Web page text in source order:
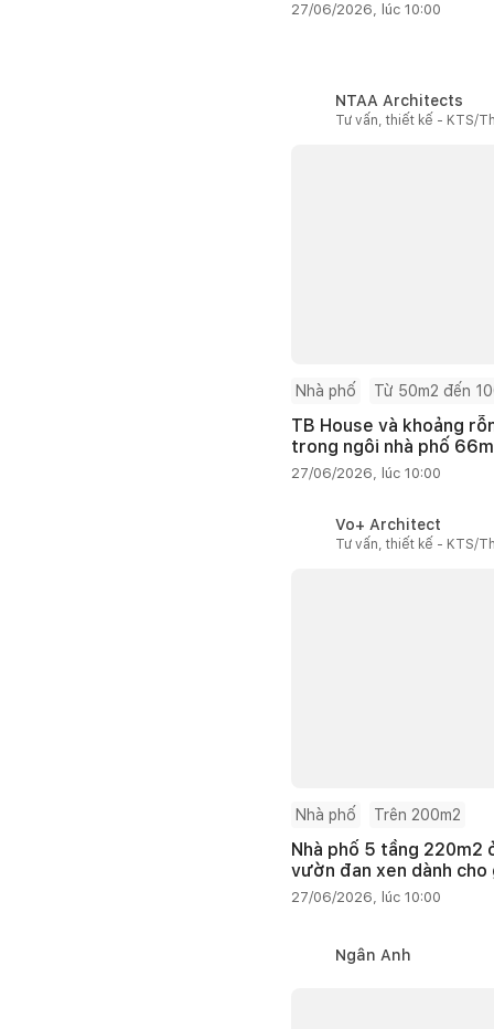
27/06/2026, lúc 10:00
NTAA Architects
Tư vấn, thiết kế - KTS/
Nhà phố Từ 50m2 đến
TB House và khoảng
trong ngôi nhà phố
27/06/2026, lúc 10:00
Vo+ Architect
Tư vấn, thiết kế - KTS/
Nhà phố Trên 200m2
Nhà phố 5 tầng 220m2
vườn đan xen dành cho
27/06/2026, lúc 10:00
Ngân Anh